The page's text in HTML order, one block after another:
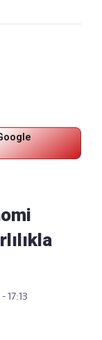
17:13